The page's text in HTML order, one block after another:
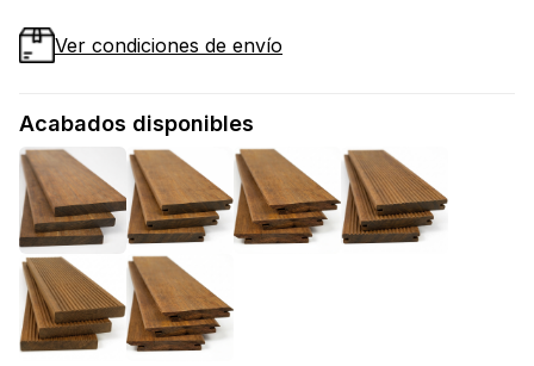
Ver condiciones de envío
Acabados disponibles